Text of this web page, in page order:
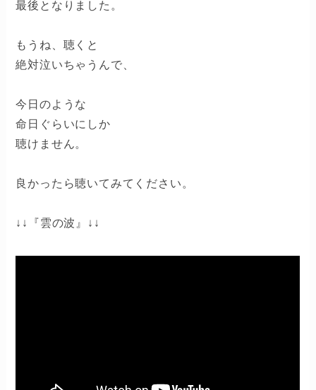
最後となりました。
もうね、聴くと
絶対泣いちゃうんで、
今日のような
命日ぐらいにしか
聴けません。
良かったら聴いてみてください。
↓↓『雲の波』↓↓